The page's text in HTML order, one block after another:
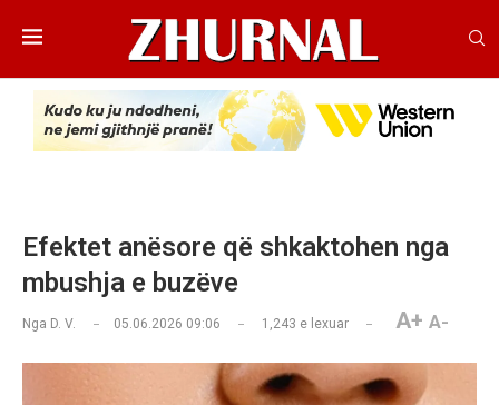
Efektet anësore që shkaktohen nga
mbushja e buzëve
Nga D. V. 05.06.2026 09:06 1,243 e lexuar A+ A-